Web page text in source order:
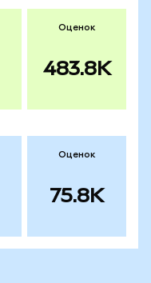
Оценок
483.8K
Оценок
75.8K